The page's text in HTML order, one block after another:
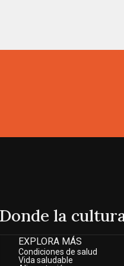
Donde la
EXPLORA MÁS
Condiciones de salud
Vida saludable